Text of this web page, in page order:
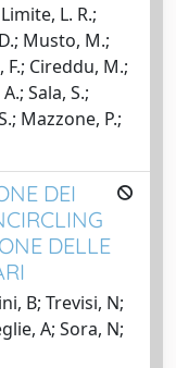
L. R.;
Musto, M.;
Cireddu, M.;
Sala, S.;
Mazzone, P.;
DEI
DELLE
B; Trevisi, N;
A; Sora, N;